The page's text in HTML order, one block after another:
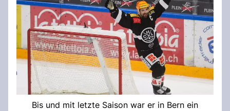
Bis und mit letzte Saison war er in Bern ein